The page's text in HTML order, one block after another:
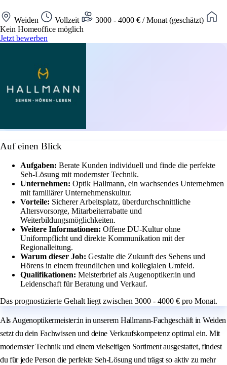
Weiden Vollzeit
3000 - 4000 € / Monat (geschätzt)
Kein Homeoffice möglich
Jetzt bewerben
Auf einen Blick
Aufgaben: Berate Kunden individuell und finde die perfekte
Seh-Lösung mit modernster Technik.
Unternehmen: Optik Hallmann, ein wachsendes Unternehmen
mit familiärer Unternehmenskultur.
Vorteile: Sicherer Arbeitsplatz, überdurchschnittliche
Altersvorsorge, Mitarbeiterrabatte und
Weiterbildungsmöglichkeiten.
Weitere Informationen: Offene DU-Kultur ohne
Uniformpflicht und direkte Kommunikation mit der
Regionalleitung.
Warum dieser Job: Gestalte die Zukunft des Sehens und
Hörens in einem freundlichen und kollegialen Umfeld.
Qualifikationen: Meisterbrief als Augenoptiker:in und
Leidenschaft für Beratung und Verkauf.
Das prognostizierte Gehalt liegt zwischen 3000 - 4000 € pro Monat.
Als Augenoptikermeister:in in unserem Hallmann-Fachgeschäft in Weiden
setzt du dein Fachwissen und deine Verkaufskompetenz optimal ein. Mit
modernster Technik und einem vielseitigen Sortiment ausgestattet, findest
du für jede Person die perfekte Seh‑Lösung und trägst so aktiv zu mehr